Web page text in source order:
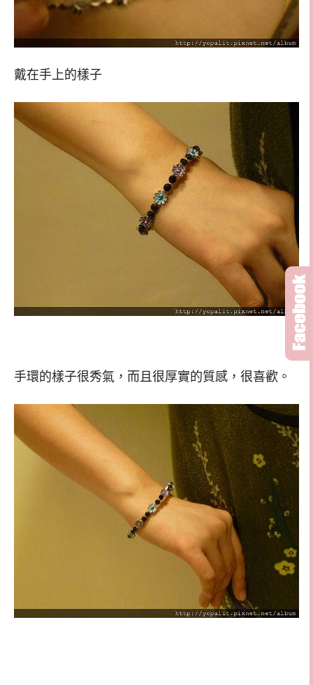
戴在手上的樣子
手環的樣子很秀氣，而且很厚實的質感，很喜歡。